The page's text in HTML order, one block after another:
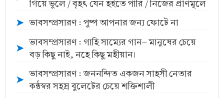
গিয়ে ভুলে / বৃহৎ যেন হইতে পারি / নিজের প্রাণমূলে
➤ ভাবসম্প্রসারণ : পুষ্প আপনার জন্য ফোটে না
➤
ভাবসম্প্রসারণ : গাহি সাম্যের গান- মানুষের চেয়ে
বড় কিছু নাই, নহে কিছু মহীয়ান।
➤
ভাবসম্প্রসারণ : জননন্দিত একজন সাহসী নেতার
কন্ঠস্বর সহস্র বুলেটের চেয়ে শক্তিশালী